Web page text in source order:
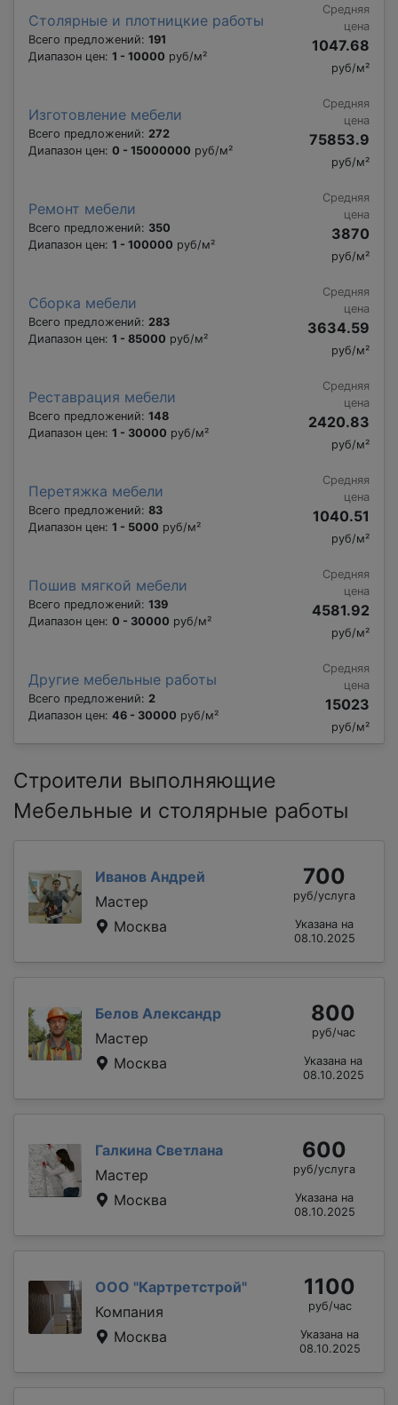
Столярные и плотницкие работы
Всего предложений: 191
Диапазон цен: 1 - 10000 руб/м²
Средняя
цена
1047.68
руб/м²
Изготовление мебели
Всего предложений: 272
Диапазон цен: 0 - 15000000 руб/м²
Средняя
цена
75853.9
руб/м²
Ремонт мебели
Всего предложений: 350
Диапазон цен: 1 - 100000 руб/м²
Средняя
цена
3870
руб/м²
Сборка мебели
Всего предложений: 283
Диапазон цен: 1 - 85000 руб/м²
Средняя
цена
3634.59
руб/м²
Реставрация мебели
Всего предложений: 148
Диапазон цен: 1 - 30000 руб/м²
Средняя
цена
2420.83
руб/м²
Перетяжка мебели
Всего предложений: 83
Диапазон цен: 1 - 5000 руб/м²
Средняя
цена
1040.51
руб/м²
Пошив мягкой мебели
Всего предложений: 139
Диапазон цен: 0 - 30000 руб/м²
Средняя
цена
4581.92
руб/м²
Другие мебельные работы
Всего предложений: 2
Диапазон цен: 46 - 30000 руб/м²
Средняя
цена
15023
руб/м²
Строители выполняющие
Мебельные и столярные работы
Иванов Андрей
Мастер
Москва
700
руб/услуга
Указана на
08.10.2025
Белов Александр
Мастер
Москва
800
руб/час
Указана на
08.10.2025
Галкина Светлана
Мастер
Москва
600
руб/услуга
Указана на
08.10.2025
ООО "Картретстрой"
Компания
Москва
1100
руб/час
Указана на
08.10.2025